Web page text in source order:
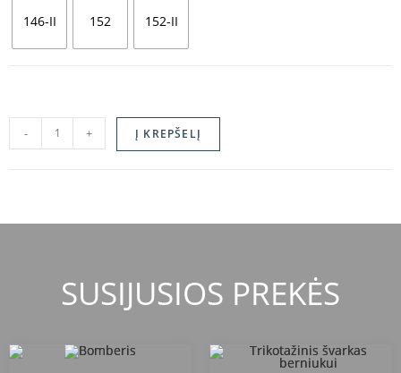
146-II 152 152-II
- + Į KREPŠELĮ
SUSIJUSIOS PREKĖS